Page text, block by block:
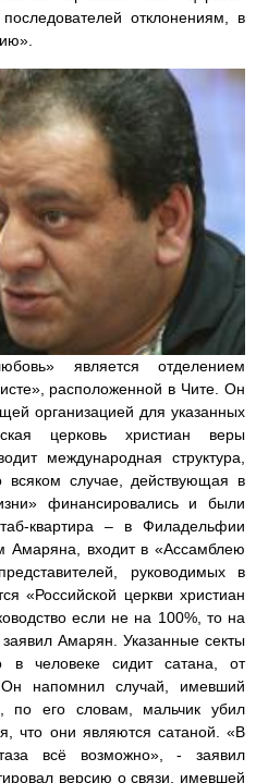
отклонениям, в
является отделением
расположенной в Чите. Он
организацией для указанных
церковь христиан веры
международная структура,
случае, действующая в
финансировались и были
квартира – в Филадельфии
входит в «Ассамблею
руководимых в
«Российской церкви христиан
если не на 100%, то на
Амарян. Указанные секты
человеке сидит сатана, от
Он напомнил случай, имевший
по его словам, мальчик убил
что они являются сатаной. «В
всё возможно», - заявил
версию о связи, имевшей